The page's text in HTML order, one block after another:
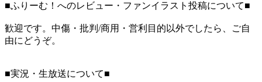
■ふりーむ！へのレビュー・ファンイラスト投稿について■
歓迎です。中傷・批判/商用・営利目的以外でしたら、ご自
由にどうぞ。
■実況・生放送について■